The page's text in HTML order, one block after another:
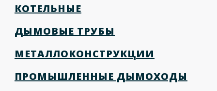
КОТЕЛЬНЫЕ
ДЫМОВЫЕ ТРУБЫ
МЕТАЛЛОКОНСТРУКЦИИ
ПРОМЫШЛЕННЫЕ ДЫМОХОДЫ